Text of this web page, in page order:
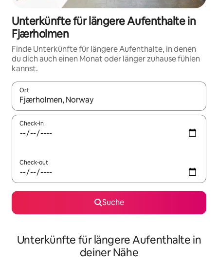
Unterkünfte für längere Aufenthalte in
Fjærholmen
Finde Unterkünfte für längere Aufenthalte, in denen
du dich auch einen Monat oder länger zuhause fühlen
kannst.
Ort
Wenn Ergebnisse verfügbar sind, navigiere mit den
Check-in
Check-out
Suche
Unterkünfte für längere Aufenthalte in
deiner Nähe